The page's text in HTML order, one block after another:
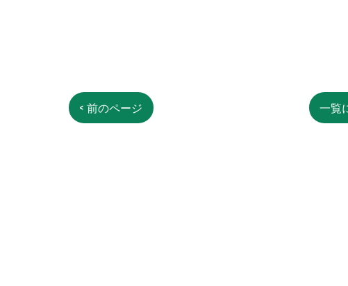
交通事故による腰部捻挫
< 前のページ 一覧